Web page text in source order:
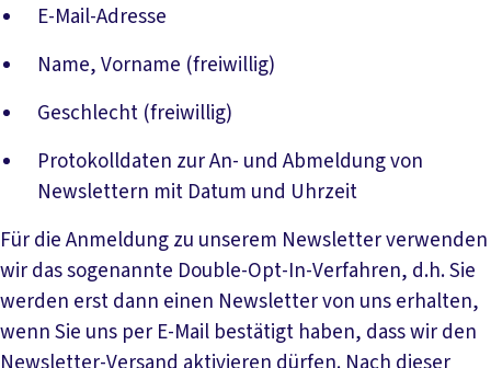
E-Mail-Adresse
Name, Vorname (freiwillig)
Geschlecht (freiwillig)
Protokolldaten zur An- und Abmeldung von
Newslettern mit Datum und Uhrzeit
Für die Anmeldung zu unserem Newsletter verwenden
wir das sogenannte Double-Opt-In-Verfahren, d.h. Sie
werden erst dann einen Newsletter von uns erhalten,
wenn Sie uns per E-Mail bestätigt haben, dass wir den